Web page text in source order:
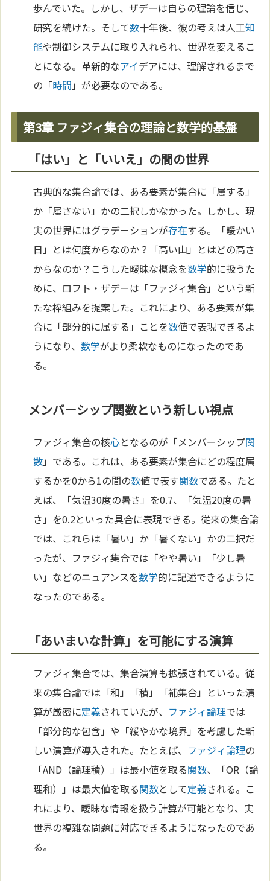
歩んでいた。しかし、ザデーは自らの理論を信じ、
研究を続けた。そして数十年後、彼の考えは人工知
能や制御システムに取り入れられ、世界を変えるこ
とになる。革新的なアイデアには、理解されるまで
の「時間 」が必要なのである。
第3章 ファジィ集合の理論と数学的基盤
「はい」と「いいえ」の間の世界
古典的な集合論では、ある要素が集合に「属する」
か「属さない」かの二択しかなかった。しかし、現
実の世界にはグラデーションが存在する。「暖かい
日」とは何度からなのか？「高い山」とはどの高さ
からなのか？こうした曖昧な概念を数学的に扱うた
めに、ロフト・ザデーは「ファジィ集合」という新
たな枠組みを提案した。これにより、ある要素が集
合に「部分的に属する」ことを数値で表現できるよ
うになり、数学がより柔軟なものになったのであ
る。
メンバーシップ関数という新しい視点
ファジィ集合の核心となるのが「メンバーシップ関
数」である。これは、ある要素が集合にどの程度属
するかを0から1の間の数値で表す関数である。たと
えば、「気温30度の暑さ」を0.7、「気温20度の暑
さ」を0.2といった具合に表現できる。従来の集合論
では、これらは「暑い」か「暑くない」かの二択だ
ったが、ファジィ集合では「やや暑い」「少し暑
い」などのニュアンスを数学的に記述できるように
なったのである。
「あいまいな計算」を可能にする演算
ファジィ集合では、集合演算も拡張されている。従
来の集合論では「和」「積」「補集合」といった演
算が厳密に定義されていたが、 ファジィ論理では
「部分的な包含」や「緩やかな境界」を考慮した新
しい演算が導入された。たとえば、 ファジィ論理の
「AND（論理積）」は最小値を取る関数、「OR（論
理和）」は最大値を取る関数として定義される。こ
れにより、曖昧な情報を扱う計算が可能となり、実
世界の複雑な問題に対応できるようになったのであ
る。